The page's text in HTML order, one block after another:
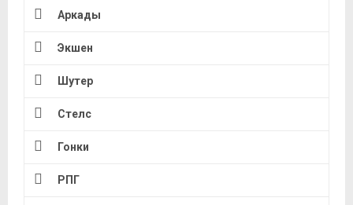
Аркады
Экшен
Шутер
Стелс
Гонки
РПГ